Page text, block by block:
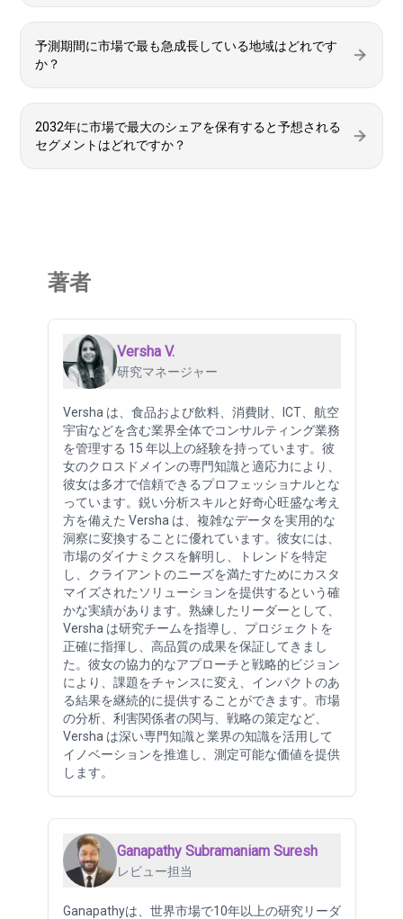
予測期間に市場で最も急成長している地域はどれです
か？
2032年に市場で最大のシェアを保有すると予想される
セグメントはどれですか？
著者
Versha V.
研究マネージャー
Versha は、食品および飲料、消費財、ICT、航空
宇宙などを含む業界全体でコンサルティング業務
を管理する 15 年以上の経験を持っています。彼
女のクロスドメインの専門知識と適応力により、
彼女は多才で信頼できるプロフェッショナルとな
っています。鋭い分析スキルと好奇心旺盛な考え
方を備えた Versha は、複雑なデータを実用的な
洞察に変換することに優れています。彼女には、
市場のダイナミクスを解明し、トレンドを特定
し、クライアントのニーズを満たすためにカスタ
マイズされたソリューションを提供するという確
かな実績があります。熟練したリーダーとして、
Versha は研究チームを指導し、プロジェクトを
正確に指揮し、高品質の成果を保証してきまし
た。彼女の協力的なアプローチと戦略的ビジョン
により、課題をチャンスに変え、インパクトのあ
る結果を継続的に提供することができます。市場
の分析、利害関係者の関与、戦略の策定など、
Versha は深い専門知識と業界の知識を活用して
イノベーションを推進し、測定可能な価値を提供
します。
Ganapathy Subramaniam Suresh
レビュー担当
Ganapathyは、世界市場で10年以上の研究リーダ